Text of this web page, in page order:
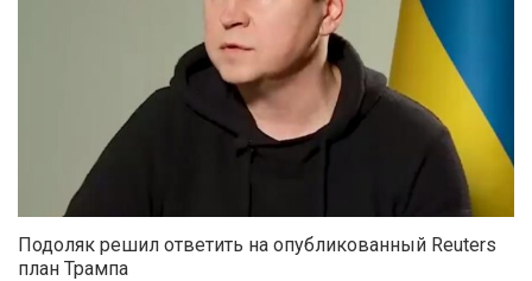
Подоляк решил ответить на опубликованный Reuters
план Трампа